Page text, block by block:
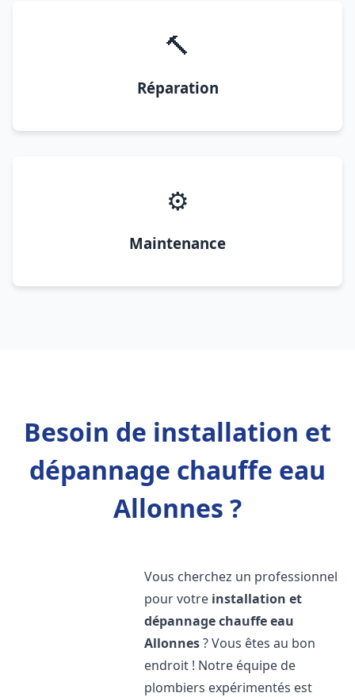
🔨
Réparation
⚙️
Maintenance
Besoin de installation et
dépannage chauffe eau
Allonnes ?
Vous cherchez un professionnel
pour votre installation et
dépannage chauffe eau
Allonnes? Vous êtes au bon
endroit ! Notre équipe de
plombiers expérimentés est